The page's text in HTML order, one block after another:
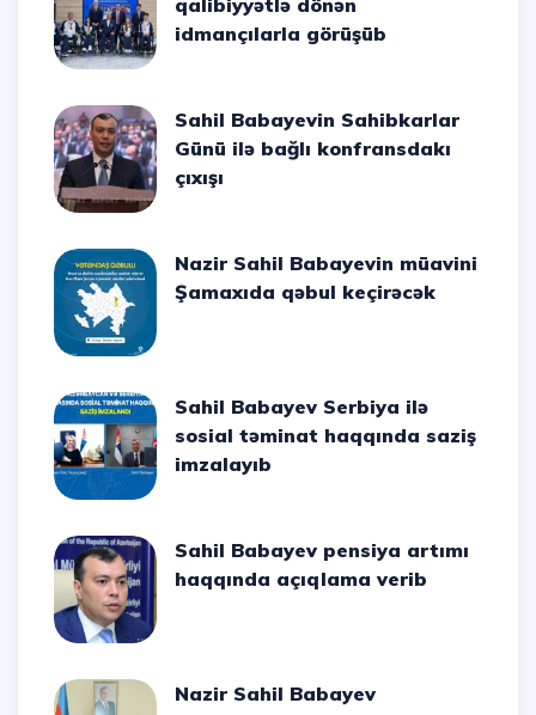
qalibiyyətlə dönən
idmançılarla görüşüb
Sahil Babayevin Sahibkarlar
Günü ilə bağlı konfransdakı
çıxışı
Nazir Sahil Babayevin müavini
Şamaxıda qəbul keçirəcək
Sahil Babayev Serbiya ilə
sosial təminat haqqında saziş
imzalayıb
Sahil Babayev pensiya artımı
haqqında açıqlama verib
Nazir Sahil Babayev